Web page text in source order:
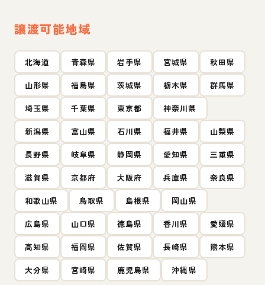
譲渡可能地域
北海道 青森県 岩手県 宮城県 秋田県
山形県 福島県 茨城県 栃木県 群馬県
埼玉県 千葉県 東京都 神奈川県
新潟県 富山県 石川県 福井県 山梨県
長野県 岐阜県 静岡県 愛知県 三重県
滋賀県 京都府 大阪府 兵庫県 奈良県
和歌山県 鳥取県 島根県 岡山県
広島県 山口県 徳島県 香川県 愛媛県
高知県 福岡県 佐賀県 長崎県 熊本県
大分県 宮崎県 鹿児島県 沖縄県